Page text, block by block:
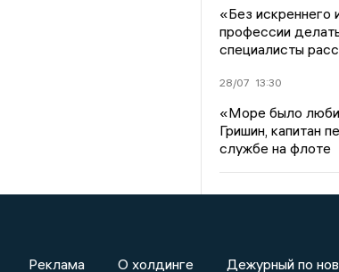
«Без искреннего
профессии
специалисты
28/07 13:30
«Море было
Гришин, капитан
службе на флоте
Реклама О холдинге Дежурный по